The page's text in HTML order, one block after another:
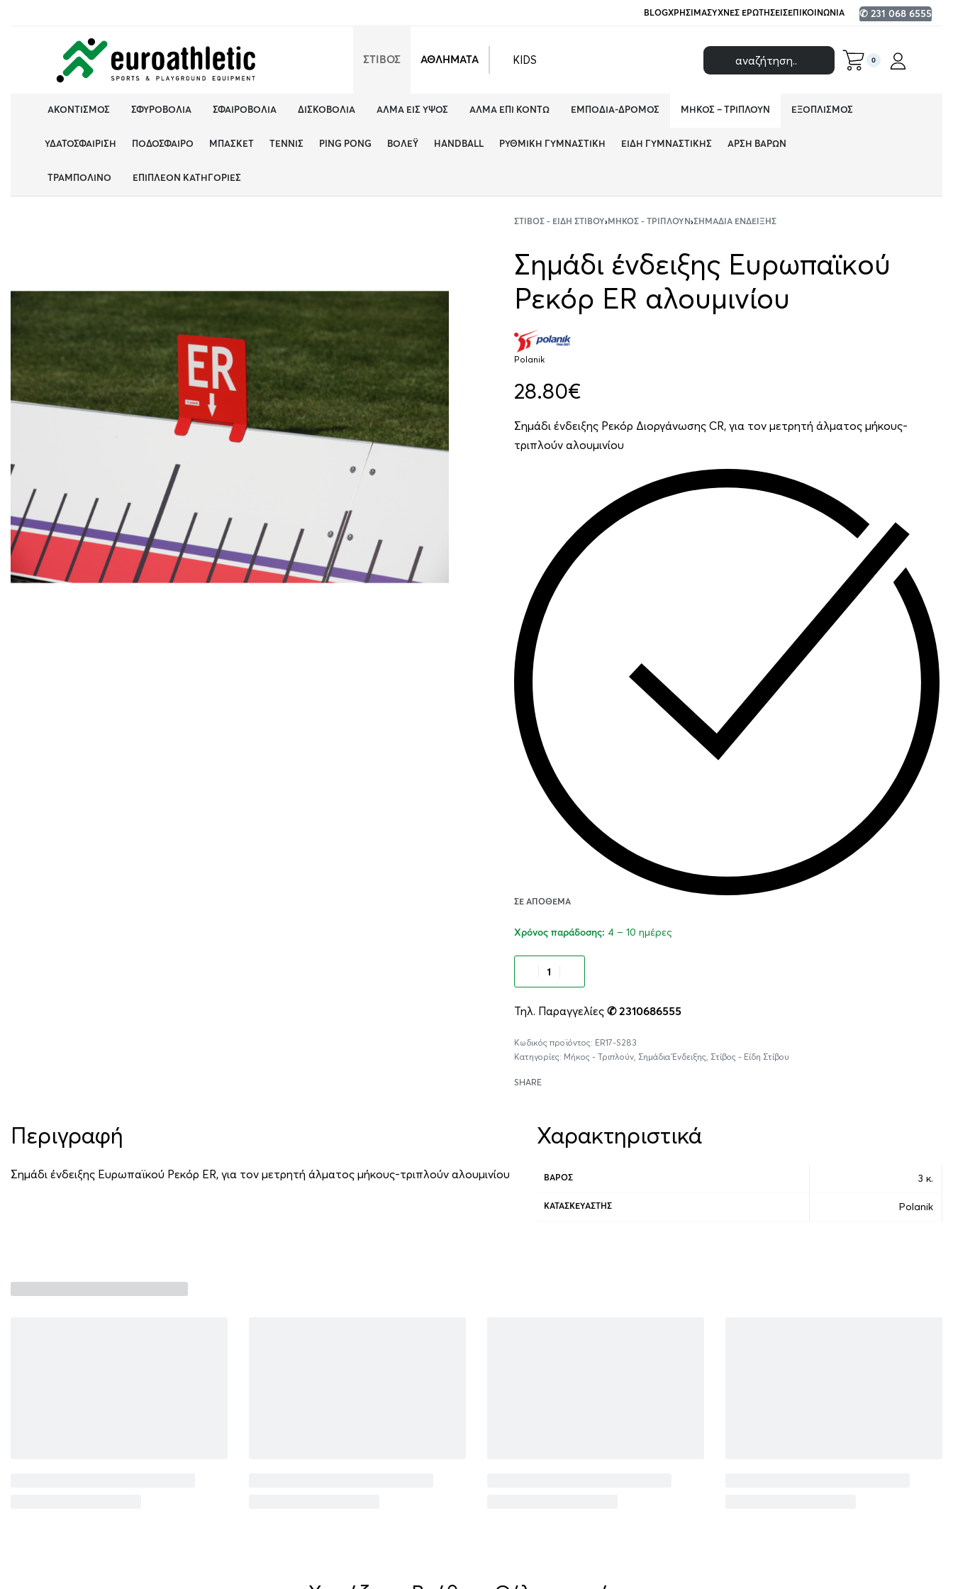
BLOGΧΡΉΣΙΜΑΣΥΧΝΈΣ ΕΡΩΤΉΣΕΙΣΕΠΙΚΟΙΝΩΝΊΑ ✆ 231 068 6555
ΣΤΙΒΟΣ ΑΘΛΗΜΑΤΑ KIDS 0
ΑΚΟΝΤΙΣΜΌΣ ΣΦΥΡΟΒΟΛΊΑ ΣΦΑΙΡΟΒΟΛΊΑ ΔΙΣΚΟΒΟΛΊΑ ΆΛΜΑ ΕΙΣ ΎΨΟΣ ΆΛΜΑ ΕΠΊ ΚΟΝΤΏ ΕΜΠΌΔΙΑ-ΔΡΌΜΟΣ ΜΉΚΟΣ – ΤΡΙΠΛΟΎΝ ΕΞΟΠΛΙΣΜΌΣ
ΥΔΑΤΟΣΦΑΊΡΙΣΗ ΠΟΔΌΣΦΑΙΡΟ ΜΠΆΣΚΕΤ ΤΈΝΝΙΣ PING PONG ΒΌΛΕΫ HANDBALL ΡΥΘΜΙΚΉ ΓΥΜΝΑΣΤΙΚΉ ΕΊΔΗ ΓΥΜΝΑΣΤΙΚΉΣ ΆΡΣΗ ΒΑΡΏΝ
ΤΡΑΜΠΟΛΊΝΟ ΕΠΙΠΛΈΟΝ ΚΑΤΗΓΟΡΊΕΣ
ΣΤΊΒΟΣ - ΕΊΔΗ ΣΤΊΒΟΥ› ΜΉΚΟΣ - ΤΡΙΠΛΟΎΝ›ΣΗΜΆΔΙΑ ΈΝΔΕΙΞΗΣ
Σημάδι ένδειξης Ευρωπαϊκoύ
Ρεκόρ ΕR αλουμινίου
Polanik
28.80€
Σημάδι ένδειξης Ρεκόρ Διοργάνωσης CR, για τον μετρητή άλματος μήκους-
τριπλούν αλουμινίου
ΣΕ ΑΠΌΘΕΜΑ
Χρόνος παράδοσης: 4 – 10 ημέρες
Τηλ. Παραγγελίες ✆ 2310686555
ER17-S283
Κατηγορίες: Μήκος - Τριπλούν, Σημάδια Ένδειξης Στίβος - Είδη Στίβου
SHARE
Περιγραφή
Σημάδι ένδειξης Ευρωπαϊκού Ρεκόρ ΕR, για τον μετρητή άλματος μήκους-τριπλούν αλουμινίου
Χαρακτηριστικά
ΒΆΡΟΣ 3 κ.
ΚΑΤΑΣΚΕΥΑΣΤΉΣ Polanik